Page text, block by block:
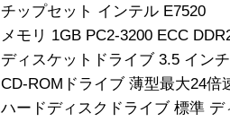
チップセット インテル E7520
メモリ 1GB PC2-3200 ECC
ディスケットドライブ 3.5 イン
CD-ROMドライブ 薄型最大24倍
ハードディスクドライブ 標準 デ